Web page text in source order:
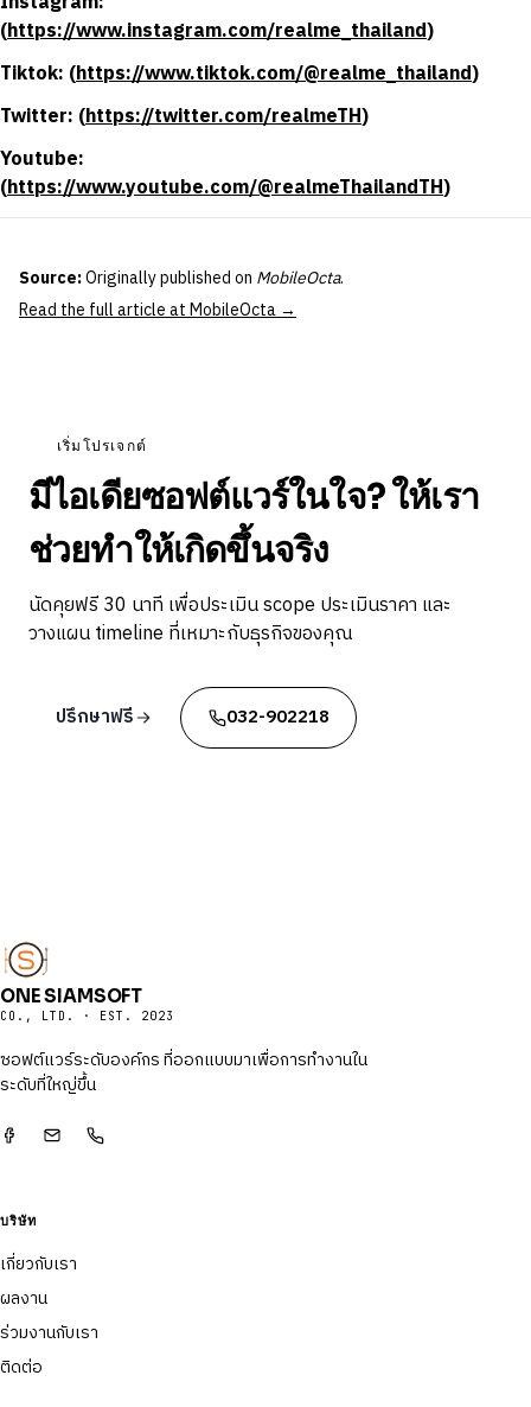
(https://www.instagram.com/realme_thailand)
Tiktok: (https://www.tiktok.com/@realme_thailand)
Twitter: (https://twitter.com/realmeTH)
Youtube:
(https://www.youtube.com/@realmeThailandTH)
Source:Originally published on MobileOcta.
Read the full article at MobileOcta →
เริ่มโปรเจกต์
มีไอเดียซอฟต์แวร์ในใจ? ให้เรา
ช่วยทำให้เกิดขึ้นจริง
นัดคุยฟรี 30 นาที เพื่อประเมิน scope ประเมินราคา และ
วางแผน timeline ที่เหมาะกับธุรกิจของคุณ
ปรึกษาฟรี 032-902218
ONE SIAMSOFT
CO., LTD. · EST. 2023
ซอฟต์แวร์ระดับองค์กร ที่ออกแบบมาเพื่อการทำงานใน
ระดับที่ใหญ่ขึ้น
บริษัท
เกี่ยวกับเรา
ผลงาน
ร่วมงานกับเรา
ติดต่อ